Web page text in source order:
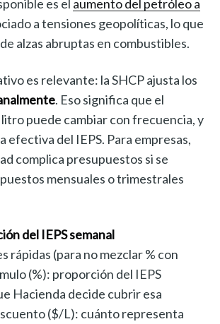
es el aumento del petróleo a
a tensiones geopolíticas, lo que
alzas abruptas en combustibles.
es relevante: la SHCP ajusta los
. Eso significa que el
puede cambiar con frecuencia, y
efectiva del IEPS. Para empresas,
complica presupuestos si se
mensuales o trimestrales
del IEPS semanal
rápidas (para no mezclar % con
(%): proporción del IEPS
Hacienda decide cubrir esa
($/L): cuánto representa